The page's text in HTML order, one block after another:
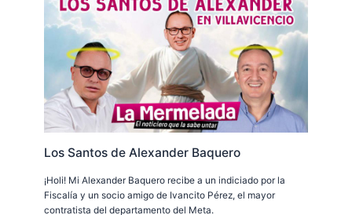
Los Santos de Alexander Baquero
¡Holi! Mi Alexander Baquero recibe a un indiciado por la
Fiscalía y un socio amigo de Ivancito Pérez, el mayor
contratista del departamento del Meta.